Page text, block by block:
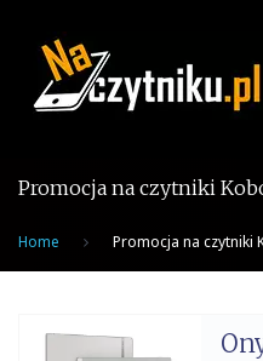
content
Promocja na czytniki
Home Promocja na czytniki